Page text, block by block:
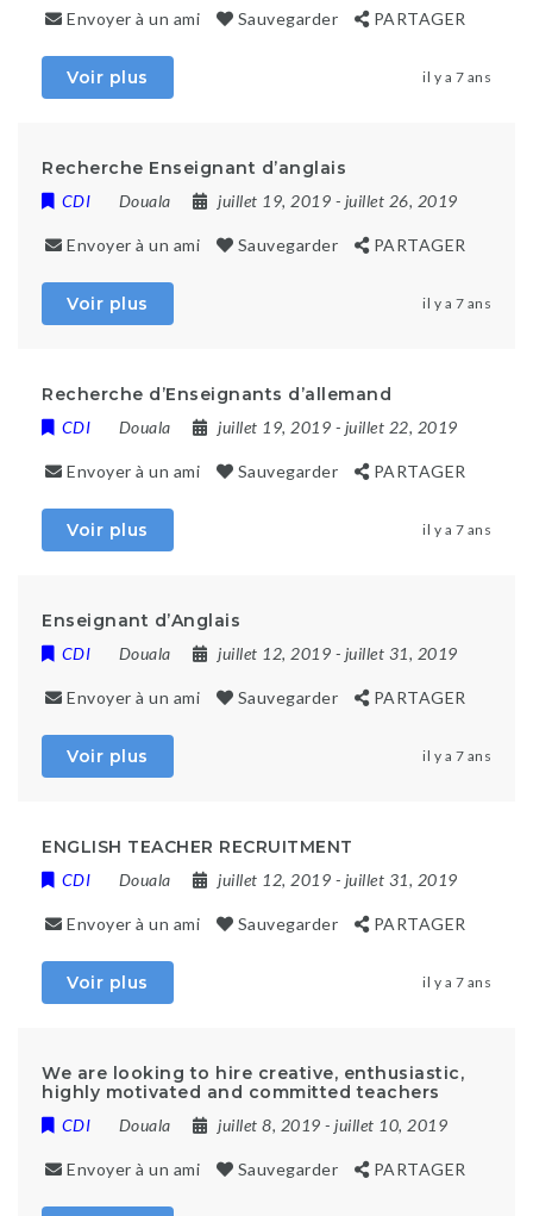
Envoyer à un ami Sauvegarder PARTAGER
Voir plus il y a 7 ans
Recherche Enseignant d’anglais
CDI Douala juillet 19, 2019 - juillet 26, 2019
Envoyer à un ami Sauvegarder PARTAGER
Voir plus il y a 7 ans
Recherche d’Enseignants d’allemand
CDI Douala juillet 19, 2019 - juillet 22, 2019
Envoyer à un ami Sauvegarder PARTAGER
Voir plus il y a 7 ans
Enseignant d’Anglais
CDI Douala juillet 12, 2019 - juillet 31, 2019
Envoyer à un ami Sauvegarder PARTAGER
Voir plus il y a 7 ans
ENGLISH TEACHER RECRUITMENT
CDI Douala juillet 12, 2019 - juillet 31, 2019
Envoyer à un ami Sauvegarder PARTAGER
Voir plus il y a 7 ans
We are looking to hire creative, enthusiastic,
highly motivated and committed teachers
CDI Douala juillet 8, 2019 - juillet 10, 2019
Envoyer à un ami Sauvegarder PARTAGER